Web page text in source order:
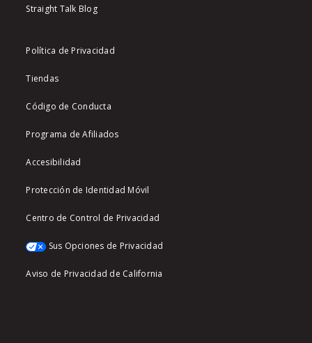
Straight Talk Blog
Política de Privacidad
Tiendas
Código de Conducta
Programa de Afiliados
Accesibilidad
Protección de Identidad Móvil
Centro de Control de Privacidad
Sus Opciones de Privacidad
Aviso de Privacidad de California